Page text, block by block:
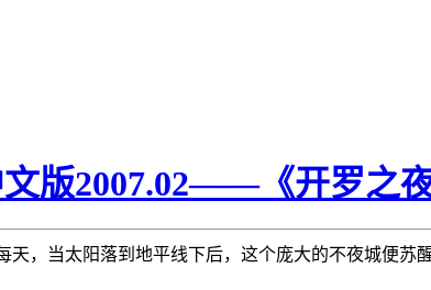
版2007.02——《开罗之夜
，当太阳落到地平线下后，这个庞大的不夜城便苏